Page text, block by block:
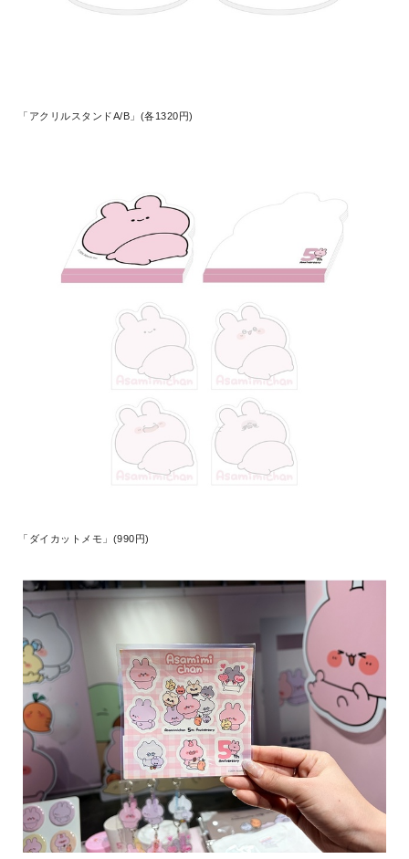
「アクリルスタンドA/B」(各1320円)
「ダイカットメモ」(990円)